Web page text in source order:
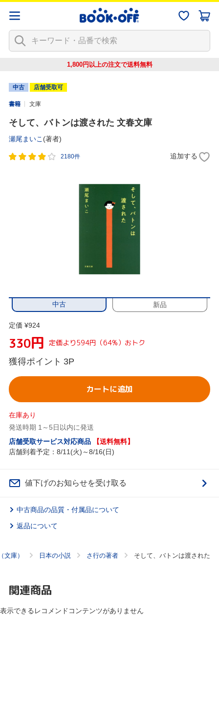
1,800円以上の注文で送料無料
中古 店舗受取可
書籍 文庫
そして、バトンは渡された 文春文庫
瀬尾まいこ (著者)
2180件 追加する
中古 新品
定価 ¥924
330円 定価より594円（64%）おトク
獲得ポイント 3P
カートに追加
在庫あり
発送時期 1～5日以内に発送
店舗受取サービス対応商品
【送料無料】
店舗到着予定：8/11(火)～8/16(日)
値下げのお知らせを受け取る
中古商品の品質・付属品について
返品について
庫） 日本の小説 さ行の著者 そして、バトンは渡された
関連商品
表示できるレコメンドコンテンツがありません